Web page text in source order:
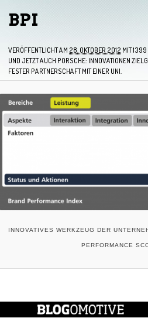
BPI
VERÖFFENTLICHT AM 28. OKTOBER 2012 MIT1399
UND JETZT AUCH PORSCHE: INNOVATIONEN
FESTER PARTNERSCHAFT MIT EINER UNI.
INNOVATIVES WERKZEUG DER
PERFORMANCE